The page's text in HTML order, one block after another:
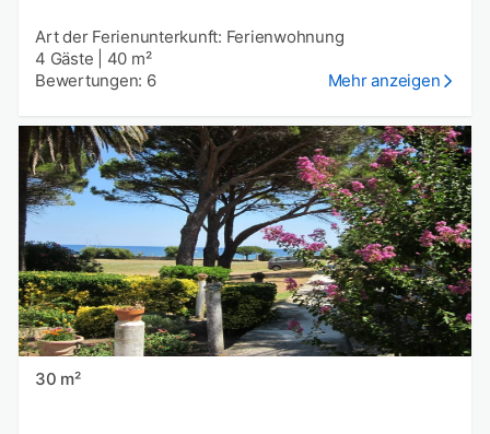
Art der Ferienunterkunft: Ferienwohnung
4 Gäste
40 m²
Bewertungen: 6
Mehr anzeigen
30 m²